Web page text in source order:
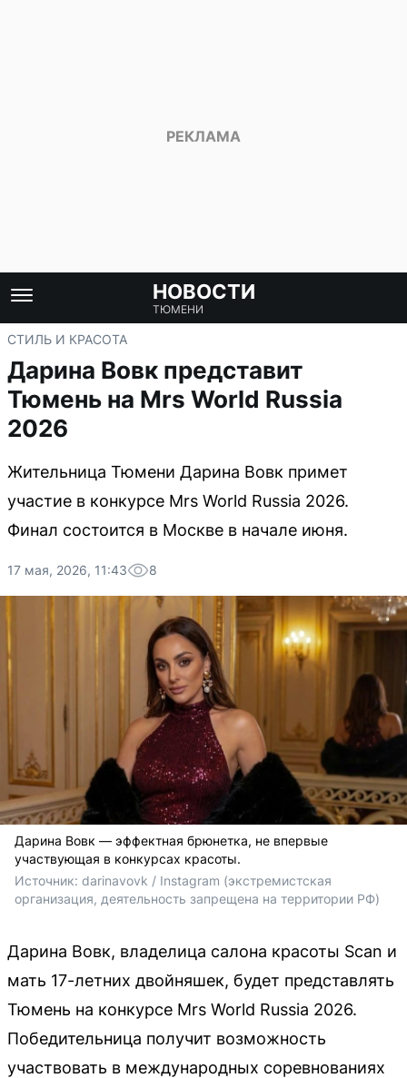
НОВОСТИ
ТЮМЕНИ
СТИЛЬ И КРАСОТА
Дарина Вовк представит
Тюмень на Mrs World Russia
2026
Жительница Тюмени Дарина Вовк примет
участие в конкурсе Mrs World Russia 2026.
Финал состоится в Москве в начале июня.
17 мая, 2026, 11:43 8
Дарина Вовк — эффектная брюнетка, не впервые
участвующая в конкурсах красоты.
Источник: darinavovk / Instagram (экстремистская
организация, деятельность запрещена на территории РФ)
Дарина Вовк, владелица салона красоты Scan и
мать 17-летних двойняшек, будет представлять
Тюмень на конкурсе Mrs World Russia 2026.
Победительница получит возможность
участвовать в международных соревнованиях